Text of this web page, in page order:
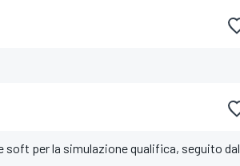
soft per la simulazione qualifica, seguito dal